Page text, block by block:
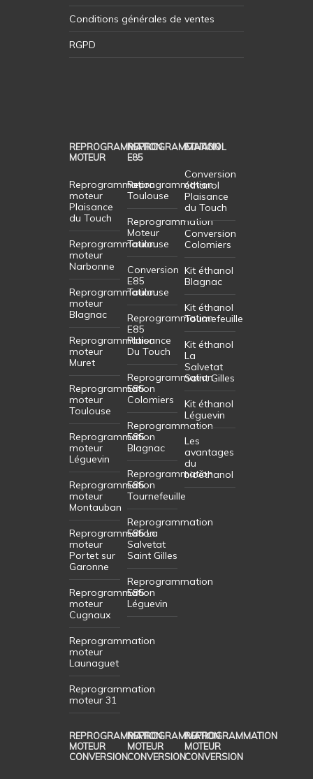
Conditions générales de ventes
RGPD
REPROGRAMMATION
MOTEUR
Reprogrammation
moteur
Plaisance
du Touch
Reprogrammation
moteur
Narbonne
Reprogrammation
moteur
Blagnac
Reprogrammation
moteur
Muret
Reprogrammation
moteur
Toulouse
Reprogrammation
moteur
Léguevin
Reprogrammation
moteur
Montauban
Reprogrammation
moteur
Portet sur
Garonne
Reprogrammation
moteur
Cugnaux
Reprogrammation
moteur
Launaguet
Reprogrammation
moteur 31
REPROGRAMMATION
E85
Reprogrammation
Toulouse
Reprogrammation
Moteur
Toulouse
Conversion
E85
Toulouse
Reprogrammation
E85
Plaisance
Du Touch
Reprogrammation
E85
Colomiers
Reprogrammation
E85
Blagnac
Reprogrammation
E85
Tournefeuille
Reprogrammation
E85 La
Salvetat
Saint Gilles
Reprogrammation
E85
Léguevin
ETHANOL
Conversion
éthanol
Plaisance
du Touch
Conversion
Colomiers
Kit éthanol
Blagnac
Kit éthanol
Tournefeuille
Kit éthanol
La
Salvetat
Saint Gilles
Kit éthanol
Léguevin
Les
avantages
du
bioéthanol
REPROGRAMMATION
MOTEUR
CONVERSION
REPROGRAMMATION
MOTEUR
CONVERSION
REPROGRAMMATION
MOTEUR
CONVERSION